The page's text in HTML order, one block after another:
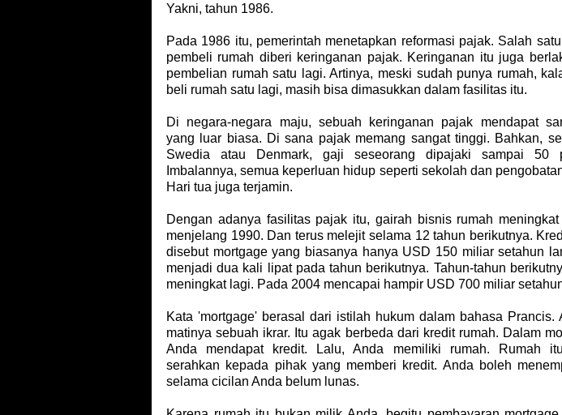
Yakni, tahun 1986.
Pada 1986 itu, pemerintah menetapkan reformasi pajak. Salah
pembeli rumah diberi keringanan pajak. Keringanan itu juga
pembelian rumah satu lagi. Artinya, meski sudah punya rumah,
beli rumah satu lagi, masih bisa dimasukkan dalam fasilitas itu.
Di negara-negara maju, sebuah keringanan pajak mendapat
yang luar biasa. Di sana pajak memang sangat tinggi. Bahkan,
Swedia atau Denmark, gaji seseorang dipajaki sampai 50
Imbalannya, semua keperluan hidup seperti sekolah dan
Hari tua juga terjamin.
Dengan adanya fasilitas pajak itu, gairah bisnis rumah meningkat
menjelang 1990. Dan terus melejit selama 12 tahun berikutnya.
disebut mortgage yang biasanya hanya USD 150 miliar setahun
menjadi dua kali lipat pada tahun berikutnya. Tahun-tahun
meningkat lagi. Pada 2004 mencapai hampir USD 700 miliar
Kata 'mortgage' berasal dari istilah hukum dalam bahasa Prancis.
matinya sebuah ikrar. Itu agak berbeda dari kredit rumah. Dalam
Anda mendapat kredit. Lalu, Anda memiliki rumah. Rumah
serahkan kepada pihak yang memberi kredit. Anda boleh
selama cicilan Anda belum lunas.